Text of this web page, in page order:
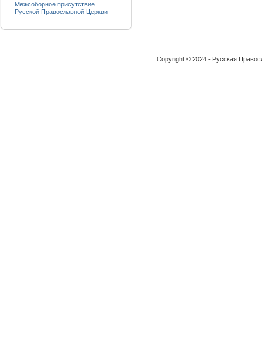
Межсоборное присутствие
Русской Православной Церкви
Copyright © 2024 - Русская